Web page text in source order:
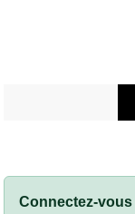
Connectez-vous